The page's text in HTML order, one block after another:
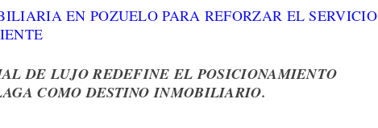
EN POZUELO PARA REFORZAR EL SERVICIO
DE LUJO REDEFINE EL POSICIONAMIENTO
COMO DESTINO INMOBILIARIO.